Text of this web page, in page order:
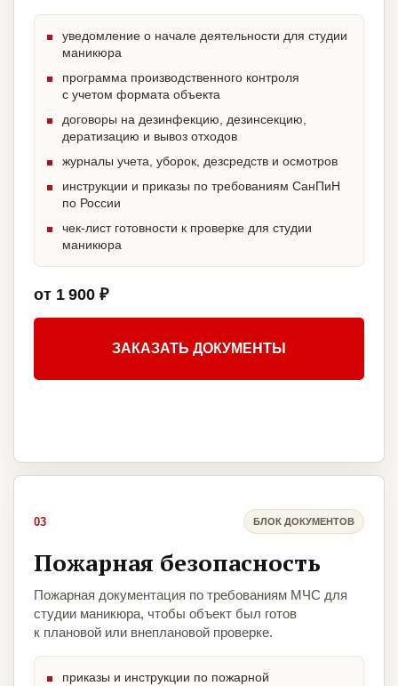
уведомление о начале деятельности для студии
маникюра
программа производственного контроля
с учетом формата объекта
договоры на дезинфекцию, дезинсекцию,
дератизацию и вывоз отходов
журналы учета, уборок, дезсредств и осмотров
инструкции и приказы по требованиям СанПиН
по России
чек-лист готовности к проверке для студии
маникюра
от 1 900 ₽
ЗАКАЗАТЬ ДОКУМЕНТЫ
03 БЛОК ДОКУМЕНТОВ
Пожарная безопасность
Пожарная документация по требованиям МЧС для
студии маникюра, чтобы объект был готов
к плановой или внеплановой проверке.
приказы и инструкции по пожарной